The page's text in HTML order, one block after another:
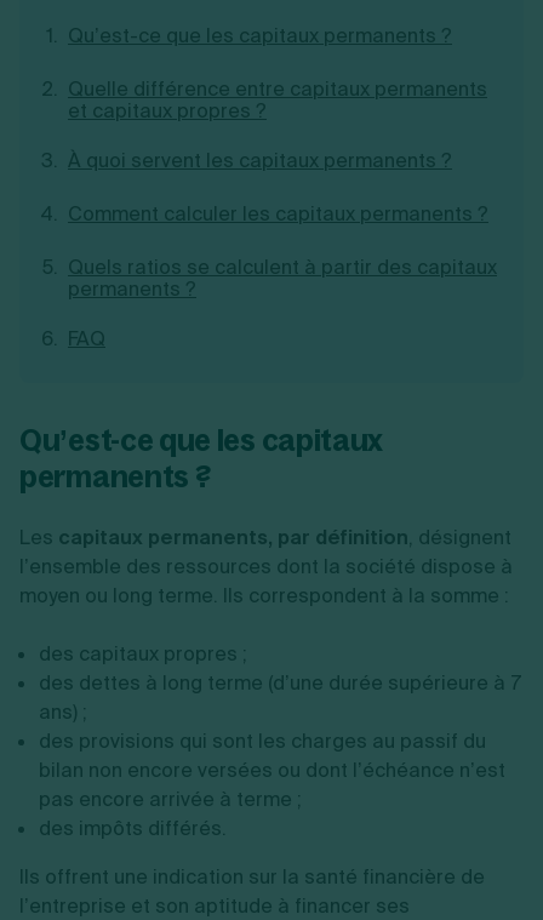
Toutes les modifications
Je suis autonome
Découvrez notre cabinet d'expertise
Création d'EURL
Création de SASU
Création de SAS
Création de SCI
Création d'association
Aides à la création d’entreprise
Ouverture compte pro
Fermeture d’une entreprise
Création d'entreprise
Qu’est-ce que les capitaux permanents ?
Quelle différence entre capitaux permanents
et capitaux propres ?
À quoi servent les capitaux permanents ?
Comment calculer les capitaux permanents ?
Quels ratios se calculent à partir des capitaux
permanents ?
FAQ
Qu’est-ce que les capitaux
permanents ?
Les capitaux permanents, par définition, désignent
l’ensemble des ressources dont la société dispose à
moyen ou long terme. Ils correspondent à la somme :
des capitaux propres ;
des dettes à long terme (d’une durée supérieure à 7
ans) ;
des provisions qui sont les charges au passif du
bilan non encore versées ou dont l’échéance n’est
pas encore arrivée à terme ;
des impôts différés.
Ils offrent une indication sur la santé financière de
l’entreprise et son aptitude à financer ses